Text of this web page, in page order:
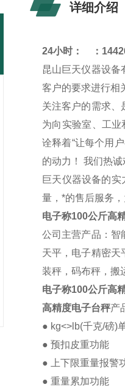
详细介绍
24小时： ：
昆山巨天仪器设
客户的要求进行相
关注客户的需求、
为向实验室、工
诠释着“让每个用
的动力！ 我们热
巨天仪器设备的
量，*的售后服务
电子称100公斤高
公司主营产品： 智
天平，电子精密天
装秤，码布秤，搬
电子称100公斤高
高精度电子台秤产
● kg<>lb(千克/磅)
● 预扣皮重功能
● 上下限重量报警
● 重量累加功能